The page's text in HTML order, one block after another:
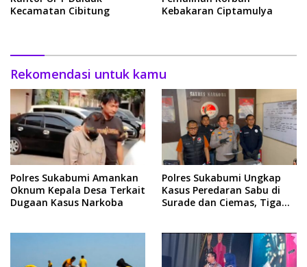
Kecamatan Cibitung
Kebakaran Ciptamulya
Rekomendasi untuk kamu
Polres Sukabumi Amankan
Oknum Kepala Desa Terkait
Dugaan Kasus Narkoba
Polres Sukabumi Ungkap
Kasus Peredaran Sabu di
Surade dan Ciemas, Tiga